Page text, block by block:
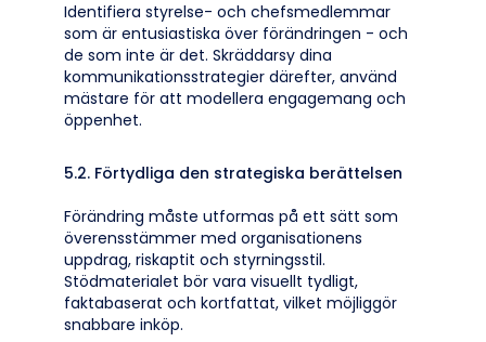
Identifiera styrelse- och chefsmedlemmar
som är entusiastiska över förändringen - och
de som inte är det. Skräddarsy dina
kommunikationsstrategier därefter, använd
mästare för att modellera engagemang och
öppenhet.
5.2. Förtydliga den strategiska berättelsen
Förändring måste utformas på ett sätt som
överensstämmer med organisationens
uppdrag, riskaptit och styrningsstil.
Stödmaterialet bör vara visuellt tydligt,
faktabaserat och kortfattat, vilket möjliggör
snabbare inköp.